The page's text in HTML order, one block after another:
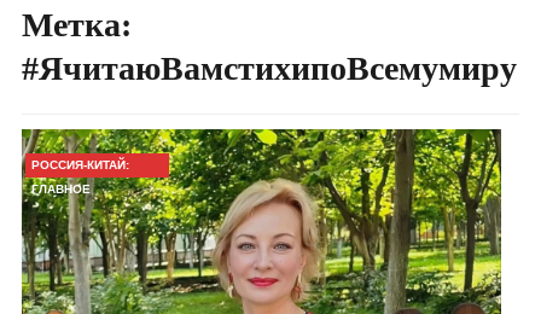
Метка:
#ЯчитаюВамстихипоВсемумиру
РОССИЯ-КИТАЙ:
ГЛАВНОЕ